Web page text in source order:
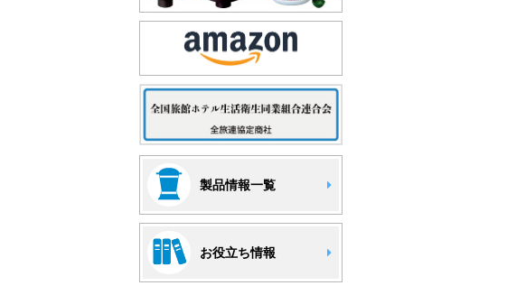
製品情報一覧
お役立ち情報